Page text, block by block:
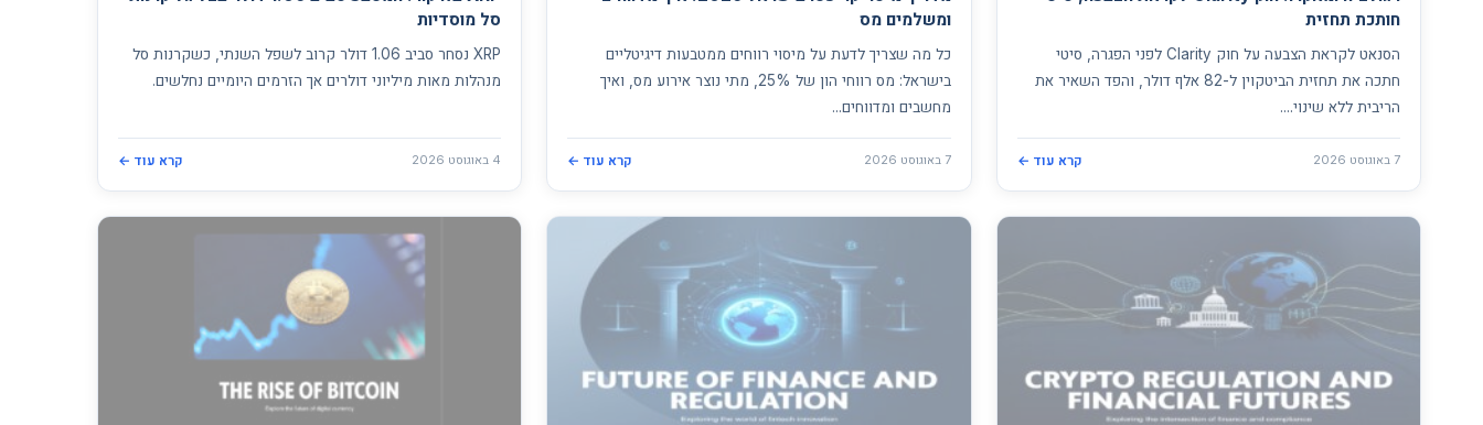
חותכת תחזית
הסנאט לקראת הצבעה על חוק Clarity לפני הפגרה, סיטי
חתכה את תחזית הביטקוין ל-82 אלף דולר, והפד השאיר את
הריבית ללא שינוי....
7 באוגוסט 2026 קרא עוד ←
ומשלמים מס
כל מה שצריך לדעת על מיסוי רווחים ממטבעות דיגיטליים
בישראל: מס רווחי הון של 25%, מתי נוצר אירוע מס, ואיך
מחשבים ומדווחים...
7 באוגוסט 2026 קרא עוד ←
סל מוסדיות
XRP נסחר סביב 1.06 דולר קרוב לשפל השנתי, כשקרנות סל
מנהלות מאות מיליוני דולרים אך הזרמים היומיים נחלשים.
4 באוגוסט 2026 קרא עוד ←